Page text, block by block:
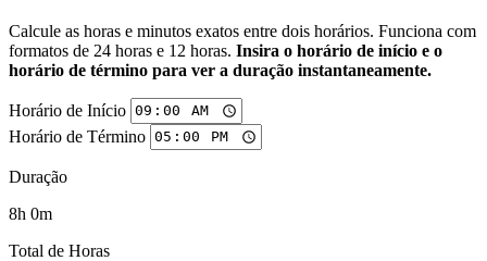
Calcule as horas e minutos exatos entre dois horários. Funciona com
formatos de 24 horas e 12 horas. Insira o horário de início e o
horário de término para ver a duração instantaneamente.
Horário de Início
Horário de Término
Duração
8h 0m
Total de Horas